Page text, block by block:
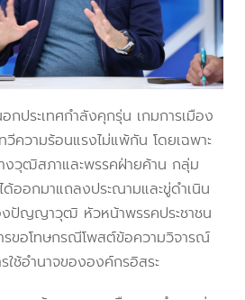
ประเทศกำลังคุกรุ่น เกมการเมือง
วีความร้อนแรงไม่แพ้กัน โดยเฉพาะ
งวุฒิสภาและพรรคฝ่ายค้าน กลุ่ม
ออกมาแถลงประณามและขู่ดำเนิน
ปัญญาวุฒิ หัวหน้าพรรคประชาชน
รขอโทษกรณีโพสต์ข้อความวิจารณ์
ใช้อำนาจขององค์กรอิสระ